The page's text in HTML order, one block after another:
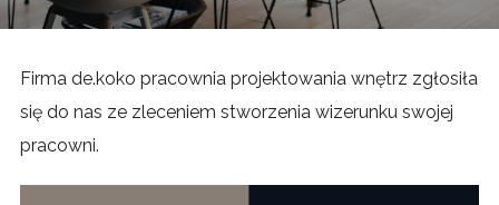
Firma de.koko pracownia projektowania wnętrz zgłosiła
się do nas ze zleceniem stworzenia wizerunku swojej
pracowni.